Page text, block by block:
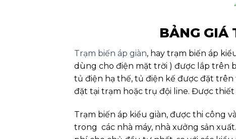
BẢNG GIÁ
Trạm biến áp giàn, hay trạm biến áp
dùng cho điện mặt trời ) được lắp trên
tủ điện hạ thế, tủ điện kế được đặt
đặt tại trạm hoặc trụ đội line. Được
Trạm biến áp kiểu giàn, được thi công
trong các nhà máy, nhà xưởng sản